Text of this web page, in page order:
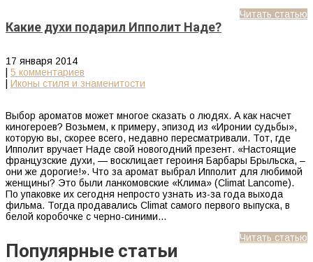
Читать статью
Какие духи подарил Ипполит Наде?
17 января 2014
5 комментариев
Иконы стиля и знаменитости
Выбор ароматов может многое сказать о людях. А как насчет
киногероев? Возьмем, к примеру, эпизод из «Иронии судьбы»,
которую вы, скорее всего, недавно пересматривали. Тот, где
Ипполит вручает Наде свой новогодний презент. «Настоящие
французские духи, — восклицает героиня Барбары Брыльска, –
они же дорогие!». Что за аромат выбрал Ипполит для любимой
женщины? Это были ланкомовские «Клима» (Climat Lancome).
По упаковке их сегодня непросто узнать из-за года выхода
фильма. Тогда продавались Climat самого первого выпуска, в
белой коробочке с черно-синими…
Читать статью
Популярные статьи